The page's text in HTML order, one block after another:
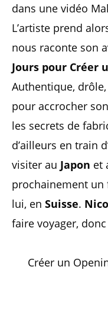
dans une vidéo
L’artiste prend
nous raconte son
Jours pour Créer
Authentique,
pour accrocher
les secrets de
d’ailleurs en train
visiter au Japon et
prochainement un
lui, en Suisse.
faire voyager,
Créer un